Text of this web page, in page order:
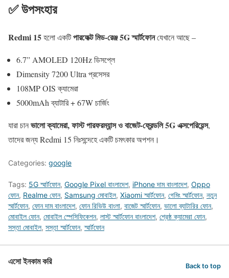
✅ উপসংহার
Redmi 15হলো একটিপারফেক্ট মিড-রেঞ্জ 5G স্মার্টফোনযেখানে আছে –
6.7” AMOLED 120Hz ডিসপ্লে
Dimensity 7200 Ultra প্রসেসর
108MP OIS ক্যামেরা
5000mAh ব্যাটারি + 67W চার্জিং
যারা চানভালো ক্যামেরা, ফাস্ট পারফরম্যান্স ও বাজেট-ফ্রেন্ডলি 5G এক্সপেরিয়েন্স,
তাদের জন্য Redmi 15 নিঃসন্দেহে একটি চমৎকার অপশন।
Categories: google
Tags: 5G স্মার্টফোন, Google Pixel বাংলাদেশ, iPhone দাম বাংলাদেশ, Oppo
ফোন, Realme ফোন, Samsung মোবাইল, Xiaomi স্মার্টফোন, গেমিং স্মার্টফোন, নতুন
স্মার্টফোন, ফোন দাম বাংলাদেশ, ফোন রিভিউ বাংলা, বাজেট স্মার্টফোন, ভালো ব্যাটারির ফোন,
মোবাইল ফোন, মোবাইল স্পেসিফিকেশন, লাস্ট স্মার্টফোন বাংলাদেশ, শ্রেষ্ঠ ক্যামেরা ফোন,
সস্তা মোবাইল, সস্তা স্মার্টফোন,স্মার্টফোন
এসো ইনকাম করি Back to top